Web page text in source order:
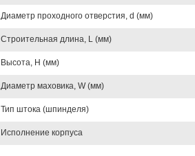
Диаметр проходного отверстия, d (мм)
Строительная длина, L (мм)
Высота, Н (мм)
Диаметр маховика, W (мм)
Тип штока (шпинделя)
Исполнение корпуса